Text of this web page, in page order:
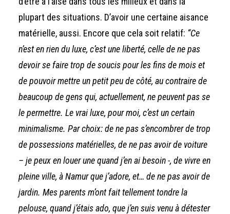
plupart des situations. D’avoir une certaine aisance
matérielle, aussi. Encore que cela soit relatif: “Ce
n’est en rien du luxe, c’est une liberté, celle de ne pas
devoir se faire trop de soucis pour les fins de mois et
de pouvoir mettre un petit peu de côté, au contraire de
beaucoup de gens qui, actuellement, ne peuvent pas se
le permettre. Le vrai luxe, pour moi, c’est un certain
minimalisme. Par choix: de ne pas s’encombrer de trop
de possessions matérielles, de ne pas avoir de voiture
– je peux en louer une quand j’en ai besoin -, de vivre en
pleine ville, à Namur que j’adore, et… de ne pas avoir de
jardin. Mes parents m’ont fait tellement tondre la
pelouse, quand j’étais ado, que j’en suis venu à détester